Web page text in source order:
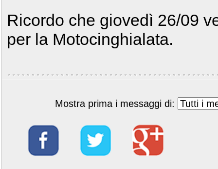
Ricordo che giovedì 26/09
per la Motocinghialata.
Mostra prima i messaggi di: